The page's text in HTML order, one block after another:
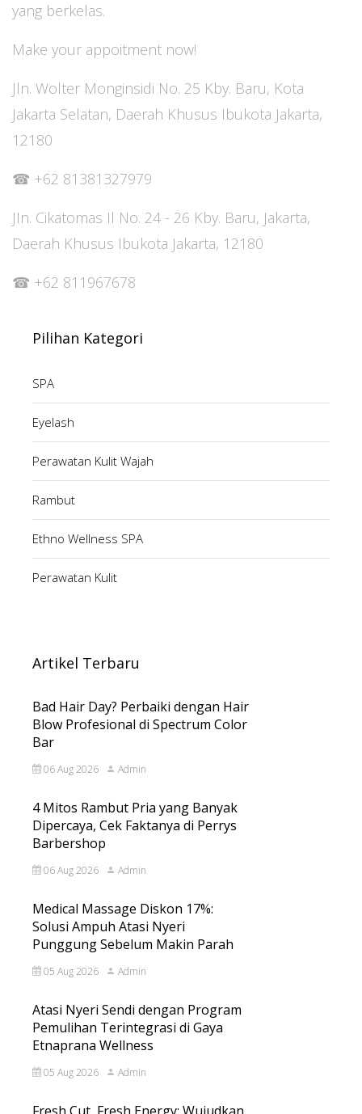
yang berkelas.
Make your appoitment now!
Jln. Wolter Monginsidi No. 25 Kby. Baru, Kota
Jakarta Selatan, Daerah Khusus Ibukota Jakarta,
12180
‪‪‪‪‪☎ ‪‪‪‪+62 81381327979‬‬‬‬‬‬‬‬‬
JIn. Cikatomas Il No. 24 - 26 Kby. Baru, Jakarta,
Daerah Khusus Ibukota Jakarta, 12180
☎ ‪‪‪‪‪‪‪‪‪‪‪‪‪‪‪‪‪‪‪+62 811967678
Pilihan Kategori
SPA
Eyelash
Perawatan Kulit Wajah
Rambut
Ethno Wellness SPA
Perawatan Kulit
Artikel Terbaru
Bad Hair Day? Perbaiki dengan Hair
Blow Profesional di Spectrum Color
Bar
06 Aug 2026 Admin
4 Mitos Rambut Pria yang Banyak
Dipercaya, Cek Faktanya di Perrys
Barbershop
06 Aug 2026 Admin
Medical Massage Diskon 17%:
Solusi Ampuh Atasi Nyeri
Punggung Sebelum Makin Parah
05 Aug 2026 Admin
Atasi Nyeri Sendi dengan Program
Pemulihan Terintegrasi di Gaya
Etnaprana Wellness
05 Aug 2026 Admin